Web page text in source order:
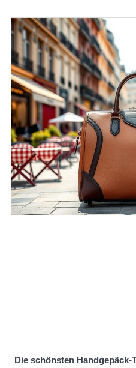
Die schönsten